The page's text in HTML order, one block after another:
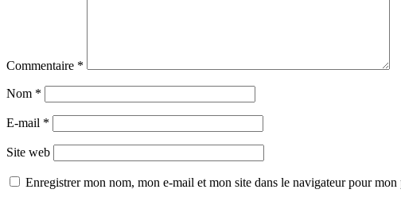
Commentaire *
Nom *
E-mail *
Site web
Enregistrer mon nom, mon e-mail et mon site dans le navigateur pour